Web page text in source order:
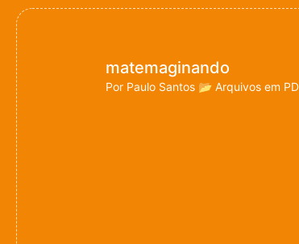
matemaginando
Por Paulo Santos 📂 Arquivos em